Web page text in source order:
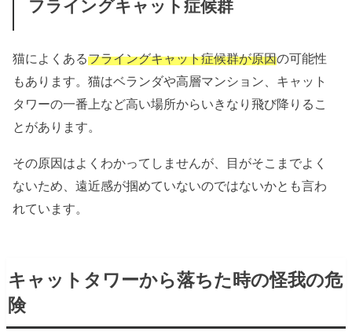
フライングキャット症候群
猫によくあるフライングキャット症候群が原因の可能性
もあります。猫はベランダや高層マンション、キャット
タワーの一番上など高い場所からいきなり飛び降りるこ
とがあります。
その原因はよくわかってしませんが、目がそこまでよく
ないため、遠近感が掴めていないのではないかとも言わ
れています。
キャットタワーから落ちた時の怪我の危
険